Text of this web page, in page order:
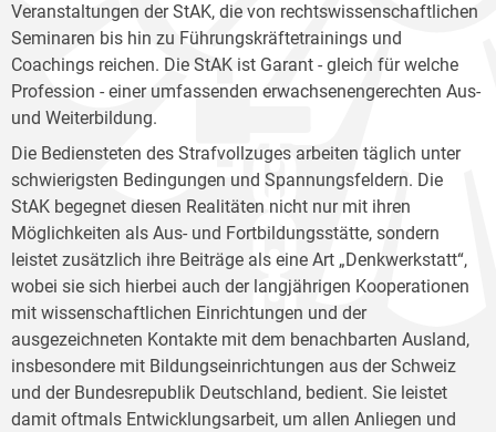
Veranstaltungen der StAK, die von rechtswissenschaftlichen
Seminaren bis hin zu Führungskräftetrainings und
Coachings reichen. Die StAK ist Garant - gleich für welche
Profession - einer umfassenden erwachsenengerechten Aus-
und Weiterbildung.
Die Bediensteten des Strafvollzuges arbeiten täglich unter
schwierigsten Bedingungen und Spannungsfeldern. Die
StAK begegnet diesen Realitäten nicht nur mit ihren
Möglichkeiten als Aus- und Fortbildungsstätte, sondern
leistet zusätzlich ihre Beiträge als eine Art „Denkwerkstatt“,
wobei sie sich hierbei auch der langjährigen Kooperationen
mit wissenschaftlichen Einrichtungen und der
ausgezeichneten Kontakte mit dem benachbarten Ausland,
insbesondere mit Bildungseinrichtungen aus der Schweiz
und der Bundesrepublik Deutschland, bedient. Sie leistet
damit oftmals Entwicklungsarbeit, um allen Anliegen und